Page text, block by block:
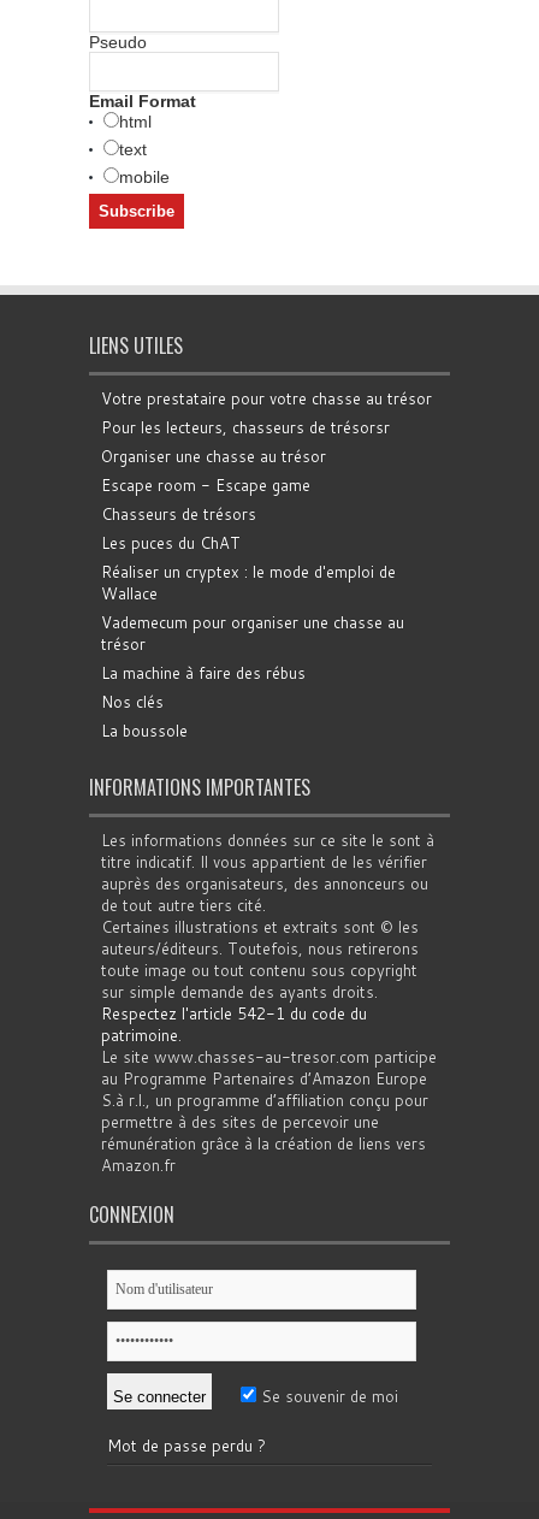
Pseudo
Email Format
html
text
mobile
LIENS UTILES
Votre prestataire pour votre chasse au trésor
Pour les lecteurs, chasseurs de trésorsr
Organiser une chasse au trésor
Escape room - Escape game
Chasseurs de trésors
Les puces du ChAT
Réaliser un cryptex : le mode d'emploi de
Wallace
Vademecum pour organiser une chasse au
trésor
La machine à faire des rébus
Nos clés
La boussole
INFORMATIONS IMPORTANTES
Les informations données sur ce site le sont à
titre indicatif. Il vous appartient de les vérifier
auprès des organisateurs, des annonceurs ou
de tout autre tiers cité.
Certaines illustrations et extraits sont © les
auteurs/éditeurs. Toutefois, nous retirerons
toute image ou tout contenu sous copyright
sur simple demande des ayants droits.
Respectez l'article 542-1 du code du
patrimoine.
Le site www.chasses-au-tresor.com participe
au Programme Partenaires d’Amazon Europe
S.à r.l., un programme d’affiliation conçu pour
permettre à des sites de percevoir une
rémunération grâce à la création de liens vers
Amazon.fr
CONNEXION
Se souvenir de moi
Mot de passe perdu ?